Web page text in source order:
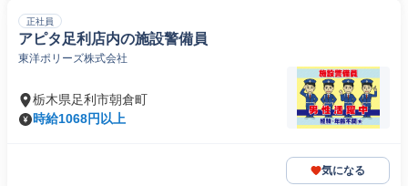
正社員
アピタ足利店内の施設警備員
東洋ポリーズ株式会社
栃木県足利市朝倉町
時給1068円以上
気になる